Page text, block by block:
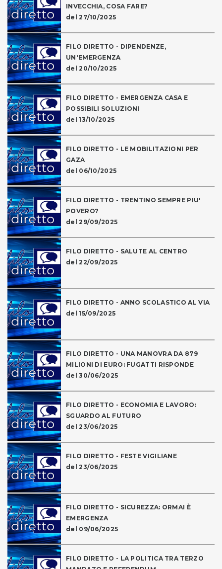
INVECCHIA, COSA FARE?
del 27/10/2025
FILO DIRETTO - DIPENDENZE,
UN'EMERGENZA
del 20/10/2025
FILO DIRETTO - EMERGENZA CASA E
POSSIBILI SOLUZIONI
del 13/10/2025
FILO DIRETTO - LE MOBILITAZIONI PER
GAZA
del 06/10/2025
FILO DIRETTO - TRENTINO SEMPRE PIU'
POVERO?
del 29/09/2025
FILO DIRETTO - SALUTE AL CENTRO
del 22/09/2025
FILO DIRETTO - ANNO SCOLASTICO AL VIA
del 15/09/2025
FILO DIRETTO - UNA MANOVRA DA 879
MILIONI DI EURO: FUGATTI RISPONDE
del 30/06/2025
FILO DIRETTO - ECONOMIA E LAVORO:
SGUARDO AL FUTURO
del 23/06/2025
FILO DIRETTO - FESTE VIGILIANE
del 23/06/2025
FILO DIRETTO - SICUREZZA: ORMAI È
EMERGENZA
del 09/06/2025
FILO DIRETTO - LA POLITICA TRA TERZO